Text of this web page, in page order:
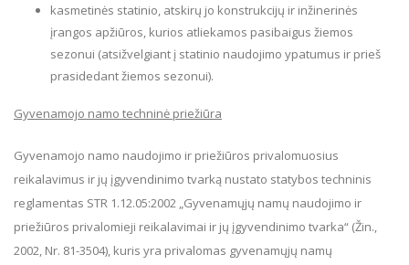
kasmetinės statinio, atskirų jo konstrukcijų ir inžinerinės
įrangos apžiūros, kurios atliekamos pasibaigus žiemos
sezonui (atsižvelgiant į statinio naudojimo ypatumus ir prieš
prasidedant žiemos sezonui).
Gyvenamojo namo techninė priežiūra
Gyvenamojo namo naudojimo ir priežiūros privalomuosius
reikalavimus ir jų įgyvendinimo tvarką nustato statybos techninis
reglamentas STR 1.12.05:2002 „Gyvenamųjų namų naudojimo ir
priežiūros privalomieji reikalavimai ir jų įgyvendinimo tvarka“ (Žin.,
2002, Nr. 81-3504), kuris yra privalomas gyvenamųjų namų